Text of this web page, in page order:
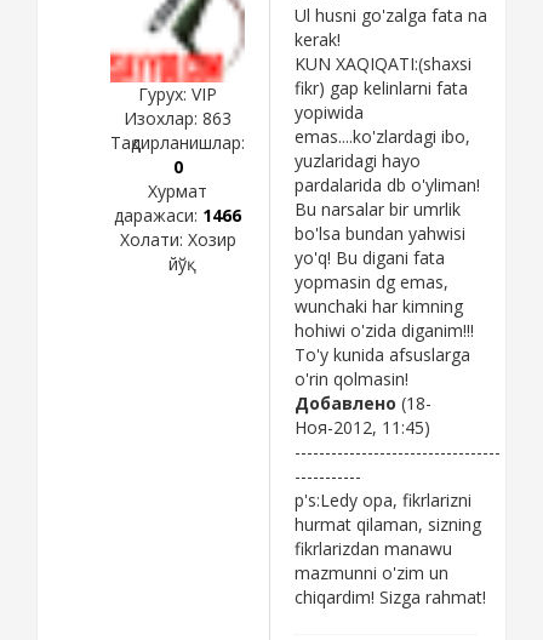
Гурух: VIP
Изохлар: 863
Тақдирланишлар:
0
Хурмат
даражаси: 1466
Холати: Хозир
йўқ
Ul husni go'zalga fata na
kerak!
KUN XAQIQATI:(shaxsi
fikr) gap kelinlarni fata
yopiwida
emas....ko'zlardagi ibo,
yuzlaridagi hayo
pardalarida db o'yliman!
Bu narsalar bir umrlik
bo'lsa bundan yahwisi
yo'q! Bu digani fata
yopmasin dg emas,
wunchaki har kimning
hohiwi o'zida diganim!!!
To'y kunida afsuslarga
o'rin qolmasin!
Добавлено (18-
Ноя-2012, 11:45)
----------------------------------
-----------
p's:Ledy opa, fikrlarizni
hurmat qilaman, sizning
fikrlarizdan manawu
mazmunni o'zim un
chiqardim! Sizga rahmat!